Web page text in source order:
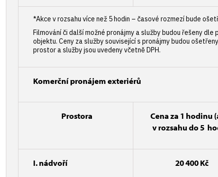
*Akce v rozsahu více než 5 hodin – časové rozmezí bude
Filmování či další možné pronájmy a služby budou řešeny dle
objektu. Ceny za služby související s pronájmy budou
prostor a služby jsou uvedeny včetně DPH.
Komerční pronájem exteriérů
Prostora Cena za 1 hodinu
v rozsahu do 5
I. nádvoří 20 400 Kč